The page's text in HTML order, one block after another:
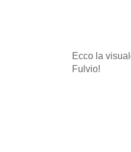
Ecco la
Fulvio!